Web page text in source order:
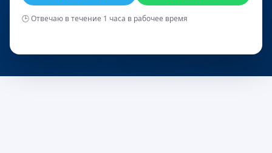
🕒 Отвечаю в течение 1 часа в рабочее время